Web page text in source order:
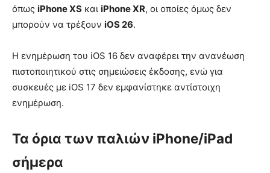
όπως iPhone XS και iPhone XR, οι οποίες όμως δεν
μπορούν να τρέξουν iOS 26.
Η ενημέρωση του iOS 16 δεν αναφέρει την ανανέωση
πιστοποιητικού στις σημειώσεις έκδοσης, ενώ για
συσκευές με iOS 17 δεν εμφανίστηκε αντίστοιχη
ενημέρωση.
Τα όρια των παλιών iPhone/iPad
σήμερα